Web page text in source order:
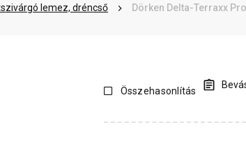
lemez, dréncső Dörken Delta-Terraxx
Összehasonlítás